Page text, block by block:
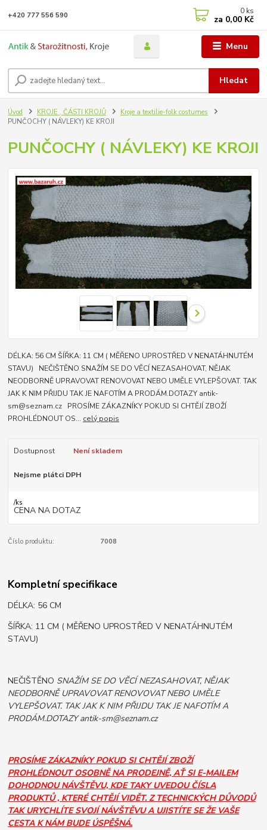
Menu
Hledat
+420 777 556 590 0 ks
za 0,00 Kč
Úvod KROJE , ČÁSTI KROJŮ
Kroje a textilie-folk costumes
PUNČOCHY ( NÁVLEKY) KE KROJI
PUNČOCHY ( NÁVLEKY) KE KROJI
DÉLKA: 56 CM ŠÍŘKA: 11 CM ( MĚŘENO UPROSTŘED V NENATÁHNUTÉM
STAVU) NEČIŠTĚNO SNAŽÍM SE DO VĚCÍ NEZASAHOVAT, NĚJAK
NEODBORNĚ UPRAVOVAT RENOVOVAT NEBO UMĚLE VYLEPŠOVAT. TAK
JAK K NIM PŘIJDU TAK JE NAFOTÍM A PRODÁM.DOTAZY antik-
sm@seznam.cz PROSÍME ZÁKAZNÍKY POKUD SI CHTĚJÍ ZBOŽÍ
PROHLÉDNOUT OS... celý popis
Dostupnost Není skladem
Nejsme plátci DPH
/ks
CENA NA DOTAZ
Číslo produktu: 7008
Kompletní specifikace
DÉLKA: 56 CM
ŠÍŘKA: 11 CM ( MĚŘENO UPROSTŘED V NENATÁHNUTÉM
STAVU)
NEČIŠTĚNO SNAŽÍM SE DO VĚCÍ NEZASAHOVAT, NĚJAK
NEODBORNĚ UPRAVOVAT RENOVOVAT NEBO UMĚLE
VYLEPŠOVAT. TAK JAK K NIM PŘIJDU TAK JE NAFOTÍM A
PRODÁM.DOTAZY antik-sm@seznam.cz
PROSÍME ZÁKAZNÍKY POKUD SI CHTĚJÍ ZBOŽÍ
PROHLÉDNOUT OSOBNĚ NA PRODEJNĚ, AŤ SI E-MAILEM
DOHODNOU NÁVŠTĚVU, KDE TAKY UVEDOU ČÍSLA
PRODUKTŮ , KTERÉ CHTĚJÍ VIDĚT. Z TECHNICKÝCH DŮVODŮ
TAK URYCHLÍTE SVOJÍ NÁVŠTĚVU A UJISTÍTE SE ŽE VAŠE
CESTA K NÁM BUDE ÚSPĚŠNÁ.